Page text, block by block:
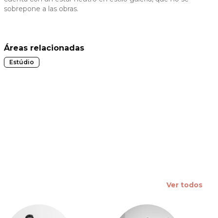
slide
sobrepone a las obras.
Áreas relacionadas
Estúdio
Ver todos